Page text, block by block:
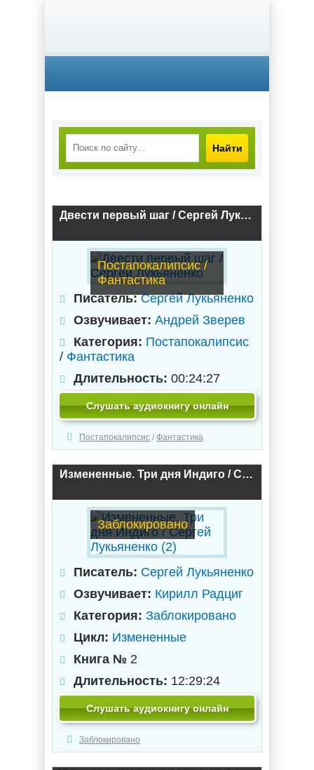
Найти
Двести первый шаг / Сергей Лукьяненко
Постапокалипсис /
Фантастика
Писатель: Сергей Лукьяненко
Озвучивает: Андрей Зверев
Категория: Постапокалипсис
/ Фантастика
Длительность: 00:24:27
Слушать аудиокнигу онлайн
Постапокалипсис / Фантастика
Измененные. Три дня Индиго / Сергей Лукьяненко (2)
Заблокировано
Писатель: Сергей Лукьяненко
Озвучивает: Кирилл Радциг
Категория: Заблокировано
Цикл: Измененные
Книга № 2
Длительность: 12:29:24
Слушать аудиокнигу онлайн
Заблокировано